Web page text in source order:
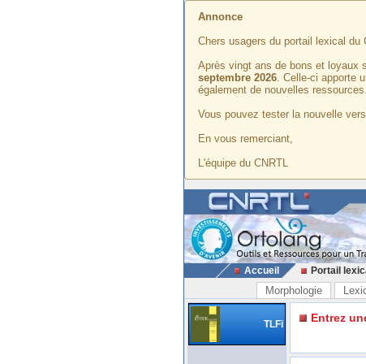
Annonce
Chers usagers du portail lexical du
Après vingt ans de bons et loyaux
septembre 2026. Celle-ci apporte
également de nouvelles ressources.
Vous pouvez tester la nouvelle
En vous remerciant,
L'équipe du CNRTL
Accueil Portail
Morphologie
TLFi Entrez